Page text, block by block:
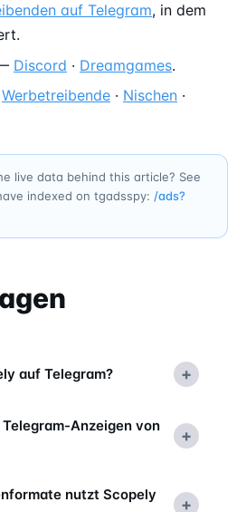
auf Telegram, in dem
Discord · Dreamgames.
Werbetreibende · Nischen ·
live data behind this article? See
indexed on tgadsspy: /ads?
auf Telegram? +
Anzeigen von
+
nutzt Scopely
+